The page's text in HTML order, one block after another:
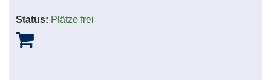
Status: Plätze frei